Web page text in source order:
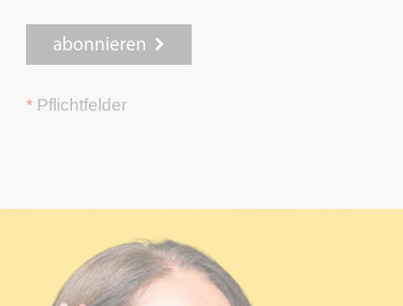
abonnieren
* Pflichtfelder